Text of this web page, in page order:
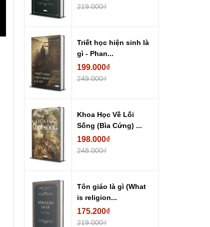
219.000₫
Triết học hiện sinh là
gì - Phan...
199.000₫
249.000₫
Khoa Học Về Lối
Sống (Bìa Cứng) ...
198.000₫
248.000₫
Tôn giáo là gì (What
is religion...
175.200₫
219.000₫